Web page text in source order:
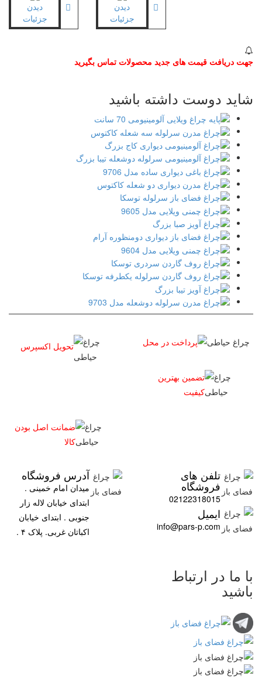
دیدن
جزئیات
دیدن
جزئیات
جهت دریافت قیمت های جدید محصولات تماس بگیرید
شاید دوست داشته باشید
تحویل اکسپرس پرداخت در محل
تضمین بهترین
کیفیت
ضمانت اصل بودن
کالا
آدرس فروشگاه
میدان امام خمینی .
ابتدای خیابان لاله زار
جنوبی . ابتدای خیابان
اکباتان غربی. پلاک ۴ .
تلفن های
فروشگاه
02122318015
ایمیل
info@pars-p.com
با ما در ارتباط
باشید